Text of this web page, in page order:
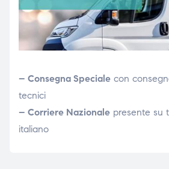
– Consegna Specialecon
tecnici
– Corriere Nazionalepresente su
italiano